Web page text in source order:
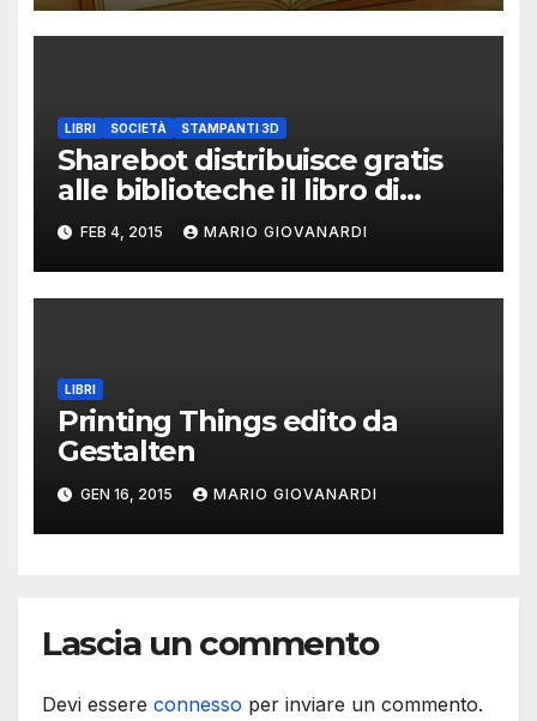
New Mexico
LIBRI SOCIETÀ STAMPANTI 3D
Sharebot distribuisce gratis
alle biblioteche il libro di
Paolo Aliverti : Stampa 3d.
Stazione futuro.
FEB 4, 2015 MARIO GIOVANARDI
LIBRI
Printing Things edito da
Gestalten
GEN 16, 2015 MARIO GIOVANARDI
Lascia un commento
Devi essere connesso per inviare un commento.